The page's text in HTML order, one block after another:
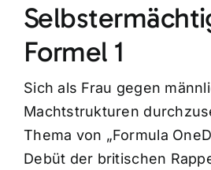
Formel 1
Sich als Frau gegen
Machtstrukturen
Thema von „Formula
Debüt der britischen